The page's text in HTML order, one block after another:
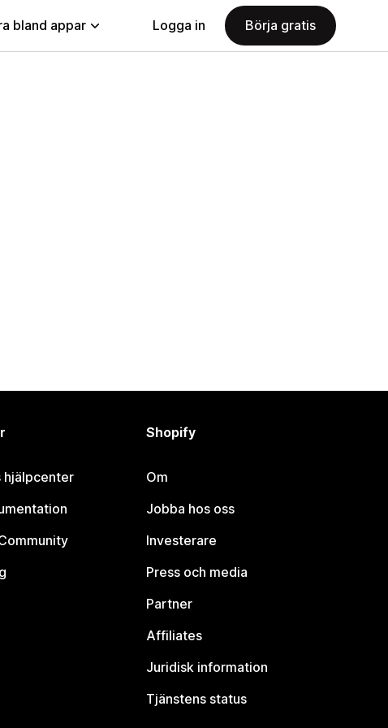
bland appar Logga in Börja gratis
hjälpcenter
Shopify
Om
Jobba hos oss
Investerare
Press och media
Partner
Affiliates
Juridisk information
Tjänstens status